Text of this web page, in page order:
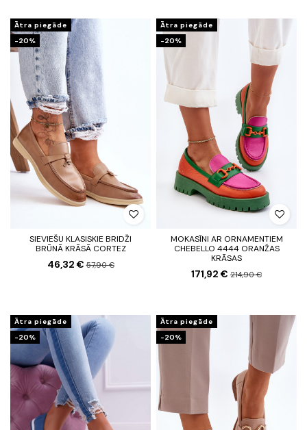
Ātra piegāde
-20%
SIEVIEŠU KLASISKIE BRIDŽI
BRŪNĀ KRĀSĀ CORTEZ
46,32 €57,90 €
Ātra piegāde
-20%
MOKASĪNI AR ORNAMENTIEM
CHEBELLO 4444 ORANŽAS
KRĀSAS
171,92 € 214,90 €
Ātra piegāde
-20%
Ātra piegāde
-20%